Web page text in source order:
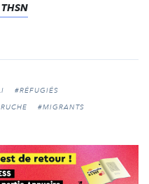
#RÉFUGIÉS
#MIGRANTS